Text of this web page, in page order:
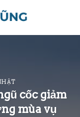
cốc giảm
mùa vụ